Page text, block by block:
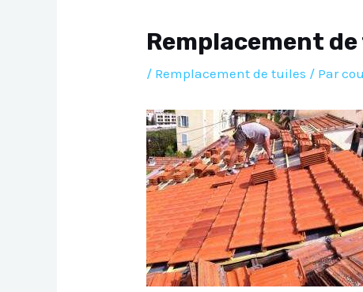
Remplacement
/ Remplacement de tuiles / Par